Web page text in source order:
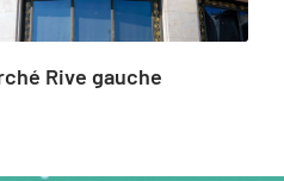
Rive gauche